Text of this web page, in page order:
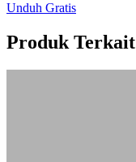
Unduh Gratis
Produk Terkait